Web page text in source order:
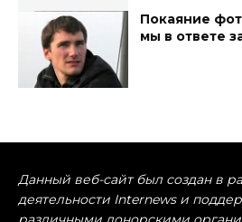
Покаяние
мы в ответе
Данный веб-сайт был создан в
деятельности Internews и